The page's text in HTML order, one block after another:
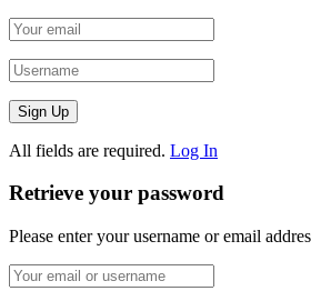
All fields are required. Log In
Retrieve your password
Please enter your username or email